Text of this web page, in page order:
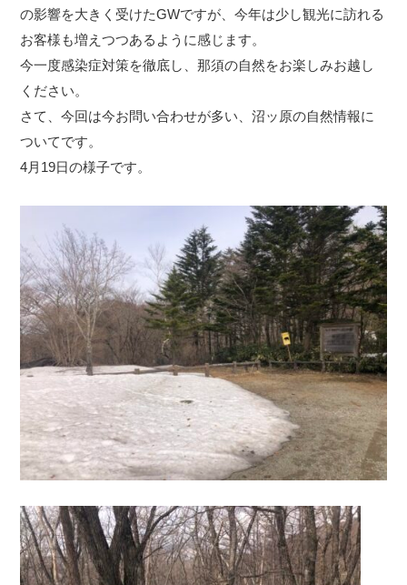
の影響を大きく受けたGWですが、今年は少し観光に訪れる
お客様も増えつつあるように感じます。
今一度感染症対策を徹底し、那須の自然をお楽しみお越し
ください。
さて、今回は今お問い合わせが多い、沼ッ原の自然情報に
ついてです。
4月19日の様子です。